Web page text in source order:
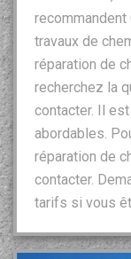
recommandent
travaux de
réparation de
recherchez la
contacter. Il
abordables.
réparation de
contacter.
tarifs si vous